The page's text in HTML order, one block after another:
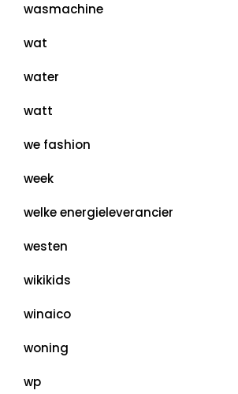
wasmachine
wat
water
watt
we fashion
week
welke energieleverancier
westen
wikikids
winaico
woning
wp